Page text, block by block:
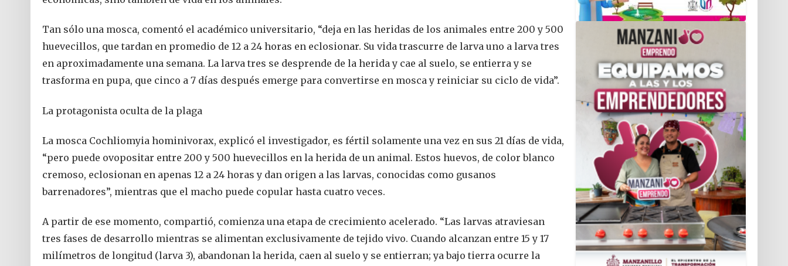
Tan sólo una mosca, comentó el académico universitario, “deja en las heridas de los animales entre 200 y 500
huevecillos, que tardan en promedio de 12 a 24 horas en eclosionar. Su vida trascurre de larva uno a larva tres
en aproximadamente una semana. La larva tres se desprende de la herida y cae al suelo, se entierra y se
trasforma en pupa, que cinco a 7 días después emerge para convertirse en mosca y reiniciar su ciclo de vida”.
La protagonista oculta de la plaga
La mosca Cochliomyia hominivorax, explicó el investigador, es fértil solamente una vez en sus 21 días de vida,
“pero puede ovopositar entre 200 y 500 huevecillos en la herida de un animal. Estos huevos, de color blanco
cremoso, eclosionan en apenas 12 a 24 horas y dan origen a las larvas, conocidas como gusanos
barrenadores”, mientras que el macho puede copular hasta cuatro veces.
A partir de ese momento, compartió, comienza una etapa de crecimiento acelerado. “Las larvas atraviesan
tres fases de desarrollo mientras se alimentan exclusivamente de tejido vivo. Cuando alcanzan entre 15 y 17
milímetros de longitud (larva 3), abandonan la herida, caen al suelo y se entierran; ya bajo tierra ocurre la